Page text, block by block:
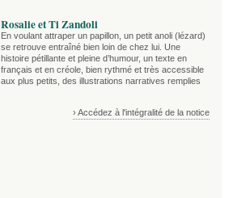
Rosalie et Ti Zandoli
En voulant attraper un papillon, un petit anoli (lézard)
se retrouve entraîné bien loin de chez lui. Une
histoire pétillante et pleine d’humour, un texte en
français et en créole, bien rythmé et très accessible
aux plus petits, des illustrations narratives remplies
› Accédez à l'intégralité de la notice